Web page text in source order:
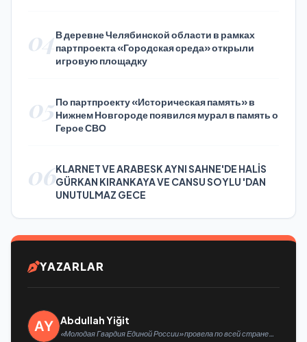
04В деревне Челябинской области в рамках
партпроекта «Городская среда» открыли
игровую площадку
05По партпроекту «Историческая память» в
Нижнем Новгороде появился мурал в память о
Герое СВО
06KLARNET VE ARABESK AYNI SAHNE'DE HALİS
GÜRKAN KIRANKAYA VE CANSU SOYLU 'DAN
UNUTULMAZ GECE
YAZARLAR
Abdullah Yiğit
«Молодая Гвардия Единой России» провела по всей стране